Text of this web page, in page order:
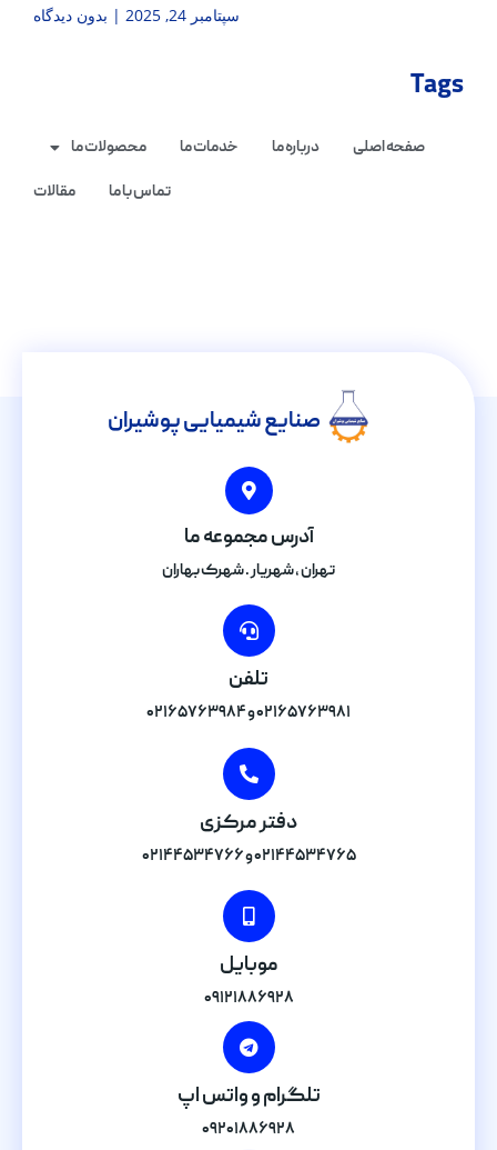
سپتامبر 24, 2025 بدون دیدگاه
Tags
صفحه اصلی درباره ما خدمات ما
محصولات ما
تماس با ما
مقالات
صنایع شیمیایی پوشیران
آدرس مجموعه ما
تهران , شهریار . شهرک بهاران
تلفن
۰۲۱۶۵۷۶۳۹۸۱ و ۰۲۱۶۵۷۶۳۹۸۴
دفتر مرکزی
۰۲۱۴۴۵۳۴۷۶۵ و ۰۲۱۴۴۵۳۴۷۶۶
موبایل
۰۹۱۲۱۸۸۶۹۲۸
تلگرام و واتس اپ
۰۹۲۰۱۸۸۶۹۲۸